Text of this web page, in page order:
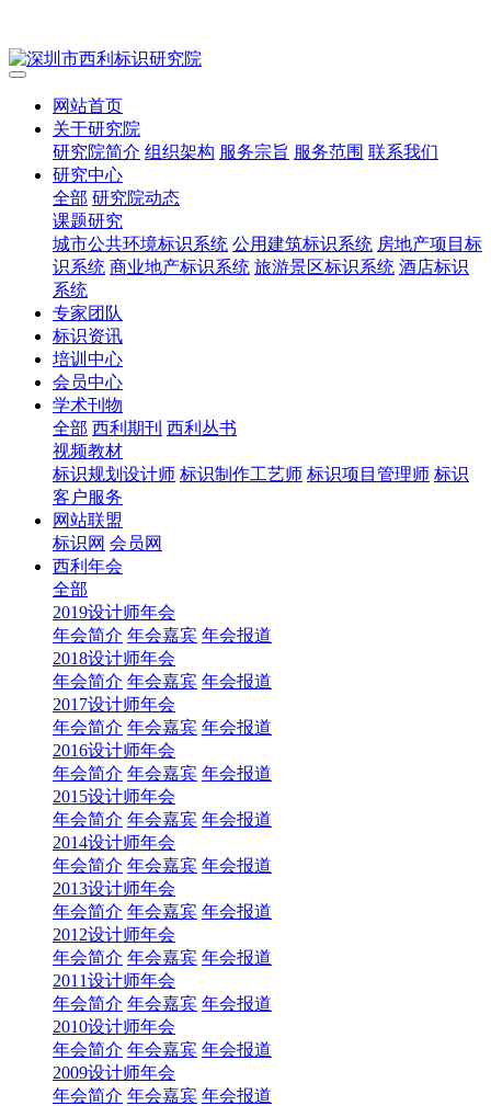
网站首页
关于研究院
研究院简介 组织架构 服务宗旨 服务范围 联系我们
研究中心
全部 研究院动态
课题研究
城市公共环境标识系统 公用建筑标识系统 房地产项目标
识系统 商业地产标识系统 旅游景区标识系统 酒店标识
系统
专家团队
标识资讯
培训中心
会员中心
学术刊物
全部 西利期刊 西利丛书
视频教材
标识规划设计师 标识制作工艺师 标识项目管理师 标识
客户服务
网站联盟
标识网 会员网
西利年会
全部
2019设计师年会
年会简介 年会嘉宾 年会报道
2018设计师年会
年会简介 年会嘉宾 年会报道
2017设计师年会
年会简介 年会嘉宾 年会报道
2016设计师年会
年会简介 年会嘉宾 年会报道
2015设计师年会
年会简介 年会嘉宾 年会报道
2014设计师年会
年会简介 年会嘉宾 年会报道
2013设计师年会
年会简介 年会嘉宾 年会报道
2012设计师年会
年会简介 年会嘉宾 年会报道
2011设计师年会
年会简介 年会嘉宾 年会报道
2010设计师年会
年会简介 年会嘉宾 年会报道
2009设计师年会
年会简介 年会嘉宾 年会报道